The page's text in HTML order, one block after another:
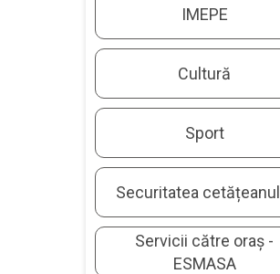
IMEPE
Cultură
Sport
Securitatea
Servicii către oraș -
ESMASA